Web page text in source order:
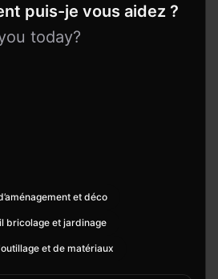
puis-je vous aidez ?
today?
et déco
bricolage et jardinage
et de matériaux